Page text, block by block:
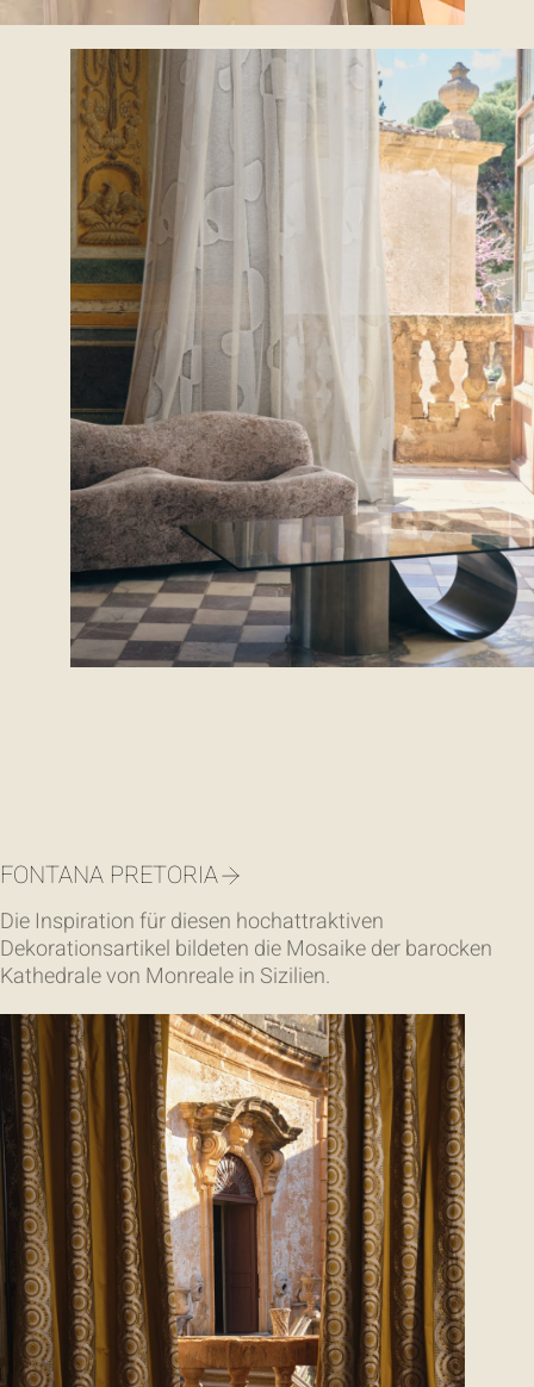
FONTANA PRETORIA
Die Inspiration für diesen hochattraktiven
Dekorationsartikel bildeten die Mosaike der barocken
Kathedrale von Monreale in Sizilien.